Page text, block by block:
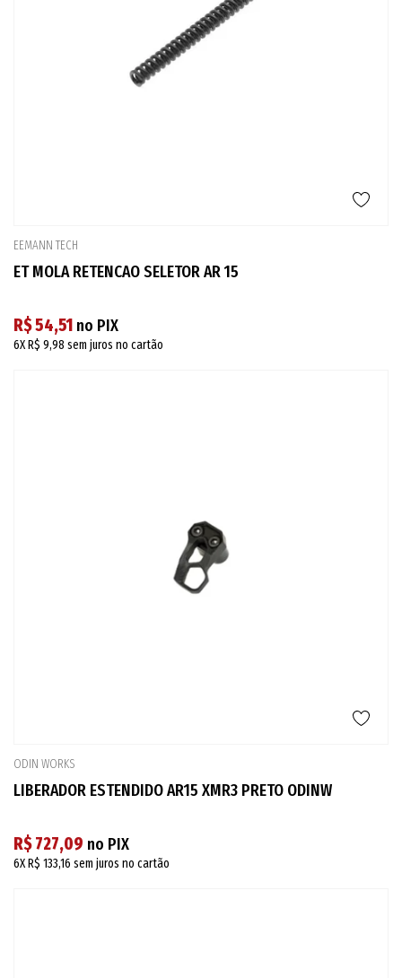
EEMANN TECH
ET MOLA RETENCAO SELETOR AR 15
R$ 54,51 no PIX
6XR$ 9,98 sem juros no cartão
ODIN WORKS
LIBERADOR ESTENDIDO AR15 XMR3 PRETO ODINW
R$ 727,09 no PIX
6XR$ 133,16 sem juros no cartão